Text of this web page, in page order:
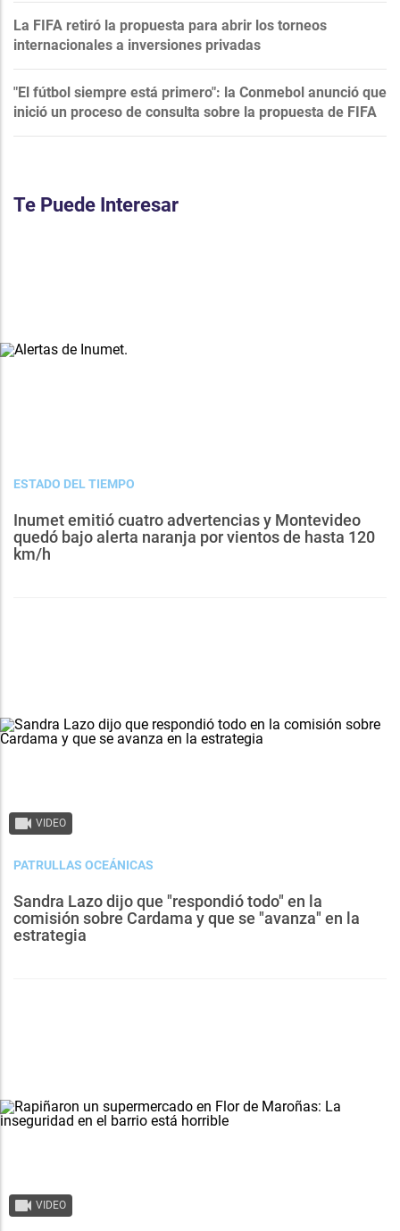
La FIFA retiró la propuesta para abrir los torneos
internacionales a inversiones privadas
"El fútbol siempre está primero": la Conmebol anunció que
inició un proceso de consulta sobre la propuesta de FIFA
Te Puede Interesar
ESTADO DEL TIEMPO
Inumet emitió cuatro advertencias y Montevideo
quedó bajo alerta naranja por vientos de hasta 120
km/h
VIDEO
PATRULLAS OCEÁNICAS
Sandra Lazo dijo que "respondió todo" en la
comisión sobre Cardama y que se "avanza" en la
estrategia
VIDEO